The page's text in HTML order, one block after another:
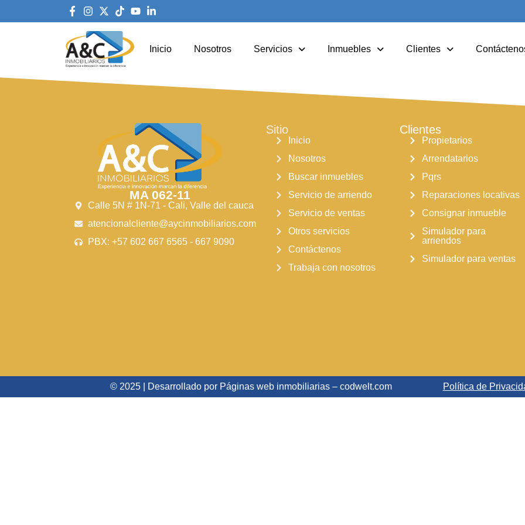
Inicio Nosotros Servicios Inmuebles Clientes
MA 062-11
Calle 5N # 1N-71 - Cali, Valle del cauca
atencionalcliente@aycinmobiliarios.com
PBX: +57 602 667 6565 - 667 9090
Sitio
Inicio
Nosotros
Buscar inmuebles
Servicio de arriendo
Servicio de ventas
Otros servicios
Contáctenos
Trabaja con nosotros
Clientes
Propietarios
Arrendatarios
Pqrs
Reparaciones locativas
Consignar inmueble
Simulador para
arriendos
Simulador para ventas
© 2025 | Desarrollado por Páginas web inmobiliarias – codwelt.com Política de